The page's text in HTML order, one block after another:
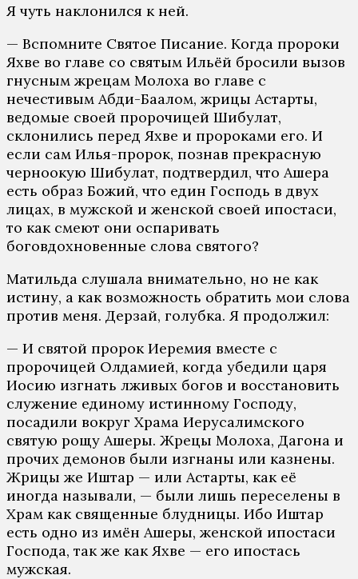
Я чуть наклонился к ней.
— Вспомните Святое Писание. Когда пророки
Яхве во главе со святым Ильёй бросили вызов
гнусным жрецам Молоха во главе с
нечестивым Абди-Баалом, жрицы Астарты,
ведомые своей пророчицей Шибулат,
склонились перед Яхве и пророками его. И
если сам Илья-пророк, познав прекрасную
черноокую Шибулат, подтвердил, что Ашера
есть образ Божий, что един Господь в двух
лицах, в мужской и женской своей ипостаси,
то как смеют они оспаривать
боговдохновенные слова святого?
Матильда слушала внимательно, но не как
истину, а как возможность обратить мои слова
против меня. Дерзай, голубка. Я продолжил:
— И святой пророк Иеремия вместе с
пророчицей Олдамией, когда убедили царя
Иосию изгнать лживых богов и восстановить
служение единому истинному Господу,
посадили вокруг Храма Иерусалимского
святую рощу Ашеры. Жрецы Молоха, Дагона и
прочих демонов были изгнаны или казнены.
Жрицы же Иштар — или Астарты, как её
иногда называли, — были лишь переселены в
Храм как священные блудницы. Ибо Иштар
есть одно из имён Ашеры, женской ипостаси
Господа, так же как Яхве — его ипостась
мужская.